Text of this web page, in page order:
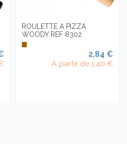
ROULETTE A PIZZA
WOODY REF 8302
2,84 €
A partir de 1,40 €